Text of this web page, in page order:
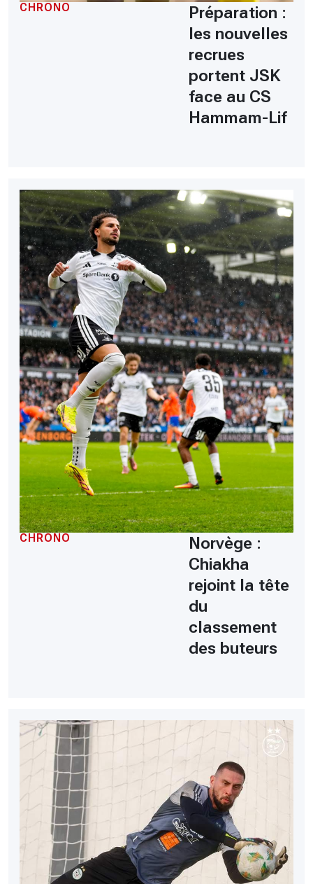
CHRONO
Préparation :
les nouvelles
recrues
portent JSK
face au CS
Hammam-Lif
CHRONO
Norvège :
Chiakha
rejoint la tête
du
classement
des buteurs